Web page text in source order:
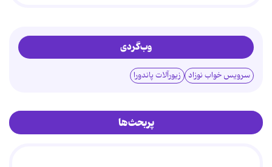
وب‌گردی
سرویس خواب نوزاد زیورآلات پاندورا
پربحث‌ها